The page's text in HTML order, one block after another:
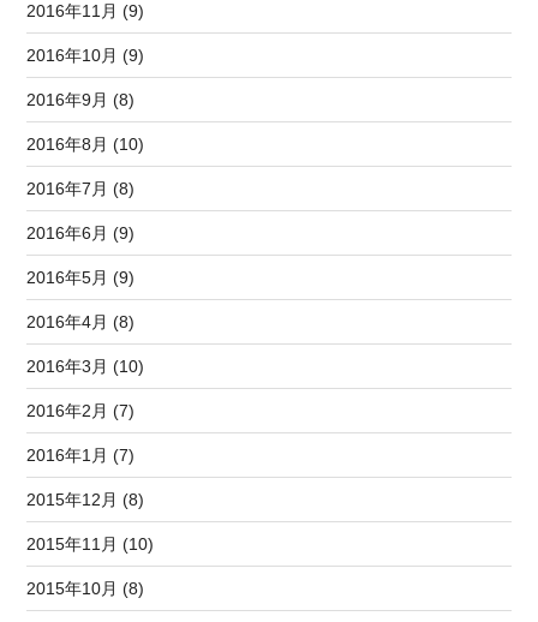
2016年11月 (9)
2016年10月 (9)
2016年9月 (8)
2016年8月 (10)
2016年7月 (8)
2016年6月 (9)
2016年5月 (9)
2016年4月 (8)
2016年3月 (10)
2016年2月 (7)
2016年1月 (7)
2015年12月 (8)
2015年11月 (10)
2015年10月 (8)